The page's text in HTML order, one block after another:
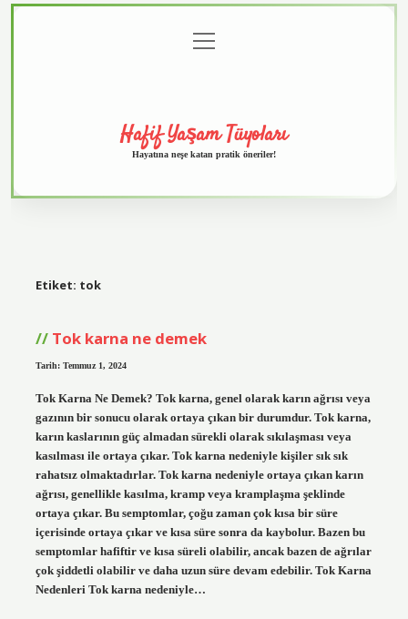
menüyü
aç
Hafif Yaşam Tüyoları
Hayatına neşe katan pratik öneriler!
Etiket: tok
Tok karna ne demek
Tarih: Temmuz 1, 2024
Tok Karna Ne Demek? Tok karna, genel olarak karın ağrısı veya
gazının bir sonucu olarak ortaya çıkan bir durumdur. Tok karna,
karın kaslarının güç almadan sürekli olarak sıkılaşması veya
kasılması ile ortaya çıkar. Tok karna nedeniyle kişiler sık sık
rahatsız olmaktadırlar. Tok karna nedeniyle ortaya çıkan karın
ağrısı, genellikle kasılma, kramp veya kramplaşma şeklinde
ortaya çıkar. Bu semptomlar, çoğu zaman çok kısa bir süre
içerisinde ortaya çıkar ve kısa süre sonra da kaybolur. Bazen bu
semptomlar hafiftir ve kısa süreli olabilir, ancak bazen de ağrılar
çok şiddetli olabilir ve daha uzun süre devam edebilir. Tok Karna
Nedenleri Tok karna nedeniyle…